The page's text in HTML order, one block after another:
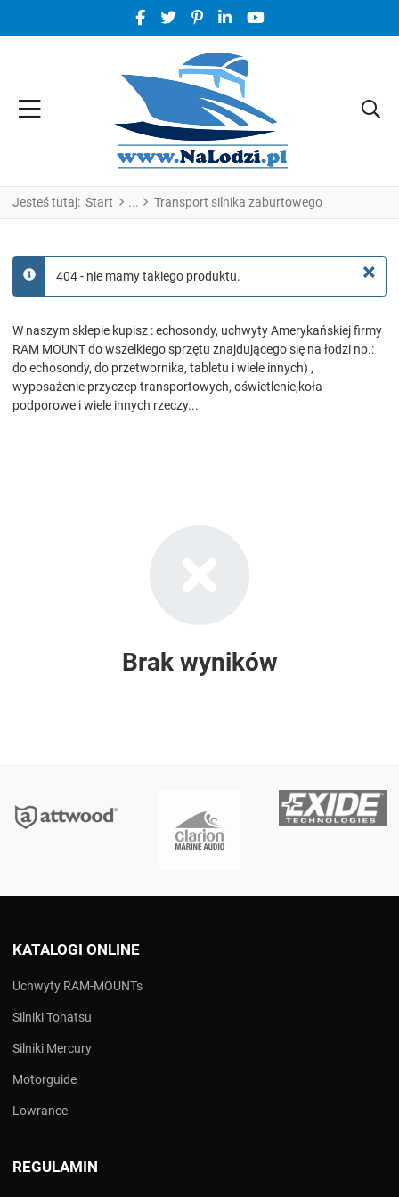
FACEBOOK SOCIAL LINK
TWITTER SOCIAL LINK
PINTEREST SOCIAL LINK
LINKEDIN SOCIAL LINK
YOUTUBE SOCIAL LINK
Jesteś tutaj: Start Transport silnika zaburtowego
×
info
404 - nie mamy takiego produktu.
W naszym sklepie kupisz : echosondy, uchwyty Amerykańskiej firmy
RAM MOUNT do wszelkiego sprzętu znajdującego się na łodzi np.:
do echosondy, do przetwornika, tabletu i wiele innych) ,
wyposażenie przyczep transportowych, oświetlenie,koła
podporowe i wiele innych rzeczy...
Brak wyników
KATALOGI ONLINE
Uchwyty RAM-MOUNTs
Silniki Tohatsu
Silniki Mercury
Motorguide
Lowrance
REGULAMIN